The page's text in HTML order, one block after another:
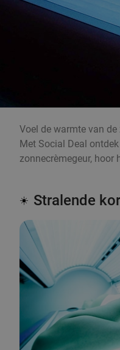
Voel de warmte van
Met Social Deal
zonnecrèmegeur, hoor
☀️ Stralende